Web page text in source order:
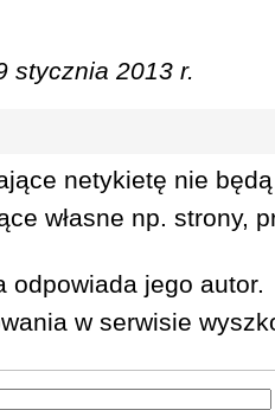
stycznia 2013 r.
netykietę nie
własne np. strony,
odpowiada jego autor.
w serwisie